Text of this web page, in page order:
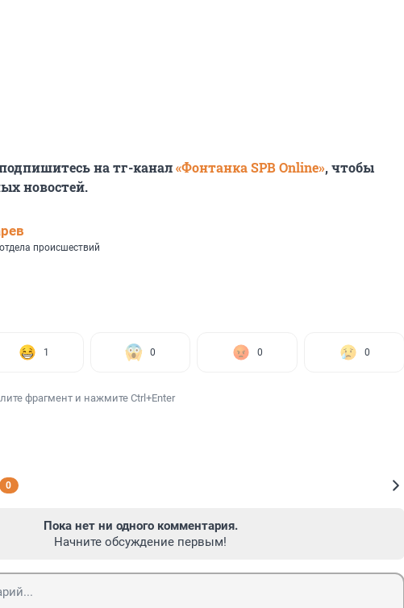
на тг-канал«Фонтанка SPB Online», чтобы
новостей.
происшествий
1 0 0 0
фрагмент и нажмите Ctrl+Enter
0
Пока нет ни одного комментария.
Начните обсуждение первым!